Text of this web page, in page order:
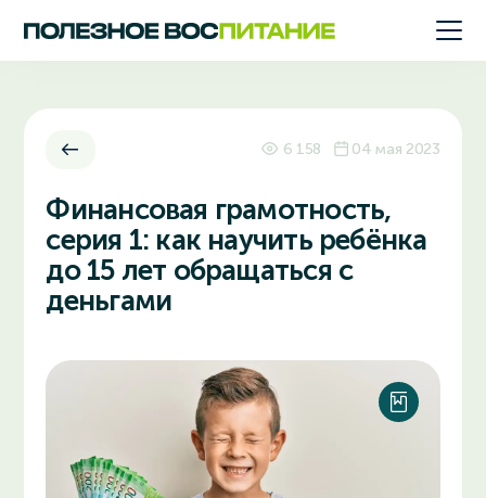
6 158 04 мая 2023
Финансовая грамотность,
серия 1: как научить ребёнка
до 15 лет обращаться с
деньгами